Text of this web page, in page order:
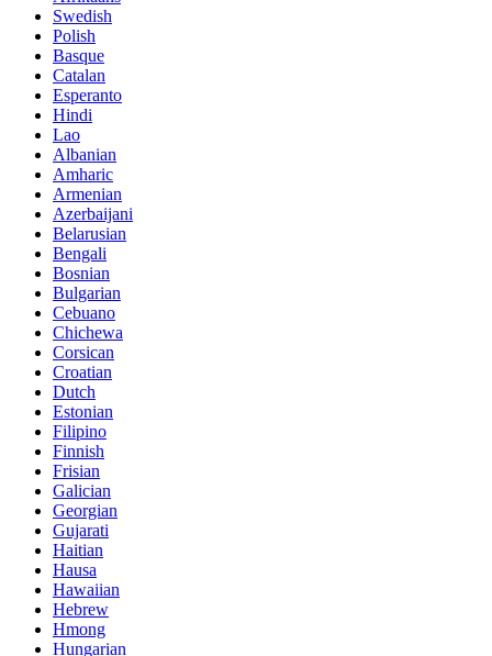
Swedish
Polish
Basque
Catalan
Esperanto
Hindi
Lao
Albanian
Amharic
Armenian
Azerbaijani
Belarusian
Bengali
Bosnian
Bulgarian
Cebuano
Chichewa
Corsican
Croatian
Dutch
Estonian
Filipino
Finnish
Frisian
Galician
Georgian
Gujarati
Haitian
Hausa
Hawaiian
Hebrew
Hmong
Hungarian